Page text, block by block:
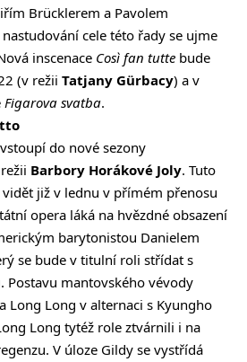
Brücklerem a Pavolem
cele této řady se ujme
inscenace Così fan tutte bude
(v režii Tatjany Gürbacy) a v
Figarova svatba.
vstoupí do nové sezony
Barbory Horákové Joly. Tuto
již v lednu v přímém přenosu
opera láká na hvězdné obsazení
barytonistou Danielem
se bude v titulní roli střídat s
Postavu mantovského vévody
Long Long v alternaci s Kyungho
Long tytéž role ztvárnili i na
V úloze Gildy se vystřídá